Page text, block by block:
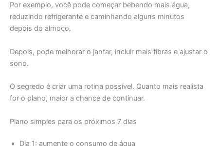
Por exemplo, você pode começar bebendo mais água,
reduzindo refrigerante e caminhando alguns minutos
depois do almoço.
Depois, pode melhorar o jantar, incluir mais fibras e ajustar o
sono.
O segredo é criar uma rotina possível. Quanto mais realista
for o plano, maior a chance de continuar.
Plano simples para os próximos 7 dias
Dia 1: aumente o consumo de água